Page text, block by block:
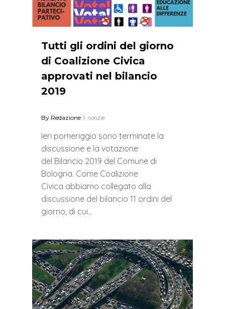
Tutti gli ordini del giorno
di Coalizione Civica
approvati nel bilancio
2019
By Redazione notizie
Ieri pomeriggio sono terminate la
discussione e la votazione
del Bilancio 2019 del Comune di
Bologna. Come Coalizione
Civica abbiamo collegato alla
discussione del bilancio 11 ordini del
giorno, di cui…
0